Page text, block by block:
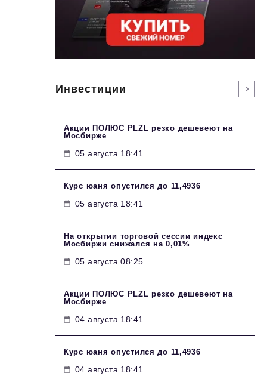
Инвестиции
Акции ПОЛЮС PLZL резко дешевеют на
Мосбирже
05 августа 18:41
Курс юаня опустился до 11,4936
05 августа 18:41
На открытии торговой сессии индекс
Мосбиржи снижался на 0,01%
05 августа 08:25
Акции ПОЛЮС PLZL резко дешевеют на
Мосбирже
04 августа 18:41
Курс юаня опустился до 11,4936
04 августа 18:41